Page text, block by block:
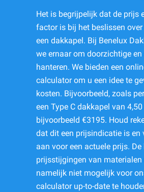
Het is begrijpelijk dat de prijs
factor is bij het beslissen
een dakkapel. Bij Benelux
we ernaar om doorzichtige
hanteren. We bieden een
calculator om u een idee te
kosten. Bijvoorbeeld, zoals
een Type C dakkapel van
bijvoorbeeld €3195. Houd
dat dit een prijsindicatie is en
aan voor een actuele prijs.
prijsstijgingen van materialen
namelijk niet mogelijk voor
calculator up-to-date te